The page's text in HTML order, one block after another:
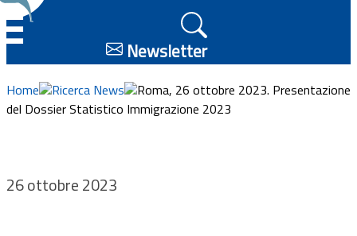
Approfondimenti
Eventi
Progetti
Newsletter
Home Ricerca News
Roma, 26 ottobre 2023. Presentazione
del Dossier Statistico Immigrazione 2023
26 ottobre 2023